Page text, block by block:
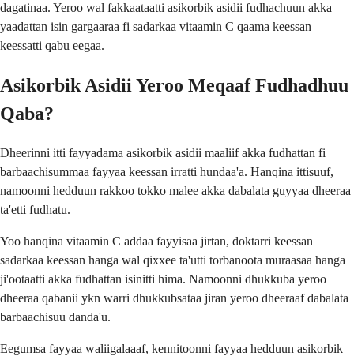
dagatinaa. Yeroo wal fakkaataatti asikorbik asidii fudhachuun akka
yaadattan isin gargaaraa fi sadarkaa vitaamin C qaama keessan
keessatti qabu eegaa.
Asikorbik Asidii Yeroo Meqaaf Fudhadhuu
Qaba?
Dheerinni itti fayyadama asikorbik asidii maaliif akka fudhattan fi
barbaachisummaa fayyaa keessan irratti hundaa'a. Hanqina ittisuuf,
namoonni hedduun rakkoo tokko malee akka dabalata guyyaa dheeraa
ta'etti fudhatu.
Yoo hanqina vitaamin C addaa fayyisaa jirtan, doktarri keessan
sadarkaa keessan hanga wal qixxee ta'utti torbanoota muraasaa hanga
ji'ootaatti akka fudhattan isinitti hima. Namoonni dhukkuba yeroo
dheeraa qabanii ykn warri dhukkubsataa jiran yeroo dheeraaf dabalata
barbaachisuu danda'u.
Eegumsa fayyaa waliigalaaaf, kennitoonni fayyaa hedduun asikorbik